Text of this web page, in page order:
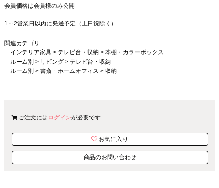
会員価格は会員様のみ公開
1～2営業日以内に発送予定（土日祝除く）
関連カテゴリ:
インテリア家具> テレビ台・収納> 本棚・カラーボックス
ルーム別 > リビング> テレビ台・収納
ルーム別 > 書斎・ホームオフィス > 収納
ご注文には ログインが必要です
お気に入り
商品のお問い合わせ